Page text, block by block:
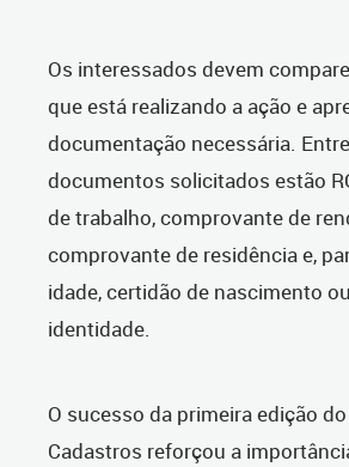
Os interessados devem
que está realizando a ação e
documentação necessária.
documentos solicitados estão
de trabalho, comprovante de
comprovante de residência e,
idade, certidão de nascimento
identidade.
O sucesso da primeira edição
Cadastros reforçou a